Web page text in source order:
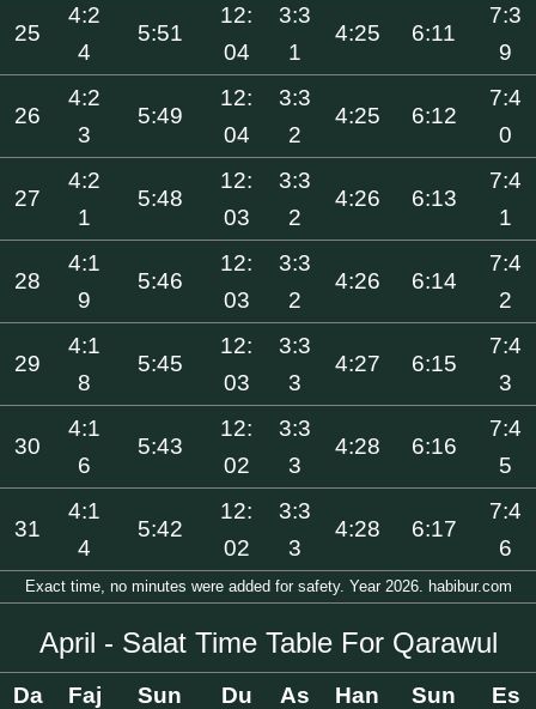
25
4:2
4
5:51
12:
04
3:3
1
4:25 6:11
7:3
9
26
4:2
3
5:49
12:
04
3:3
2
4:25 6:12
7:4
0
27
4:2
1
5:48
12:
03
3:3
2
4:26 6:13
7:4
1
28
4:1
9
5:46
12:
03
3:3
2
4:26 6:14
7:4
2
29
4:1
8
5:45
12:
03
3:3
3
4:27 6:15
7:4
3
30
4:1
6
5:43
12:
02
3:3
3
4:28 6:16
7:4
5
31
4:1
4
5:42
12:
02
3:3
3
4:28 6:17
7:4
6
Exact time, no minutes were added for safety. Year 2026. habibur.com
April - Salat Time Table For Qarawul
Da
Faj
Sun
Du
As
Han
Sun
Es